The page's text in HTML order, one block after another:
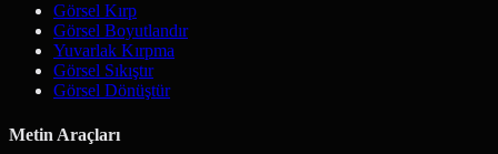
Görsel Kırp
Görsel Boyutlandır
Yuvarlak Kırpma
Görsel Sıkıştır
Görsel Dönüştür
Metin Araçları